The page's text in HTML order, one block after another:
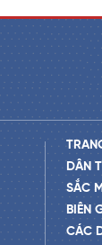
DÂN
SẮC
BIÊN
CÁC